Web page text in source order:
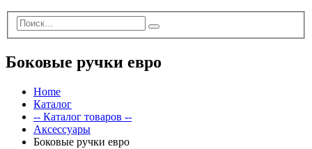
Боковые ручки евро
Home
Каталог
-- Каталог товаров --
Аксессуары
Боковые ручки евро